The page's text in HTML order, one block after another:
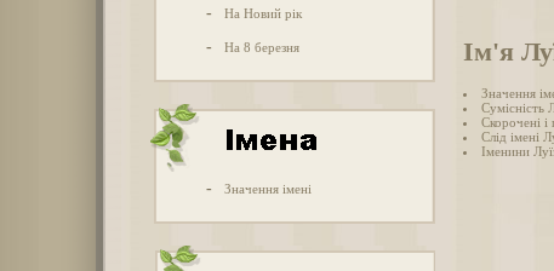
- На Новий рік
- На 8 березня
- Значення імені
Ім'я
Значення
Сумісність
Скорочені і
Слід імені
Іменини